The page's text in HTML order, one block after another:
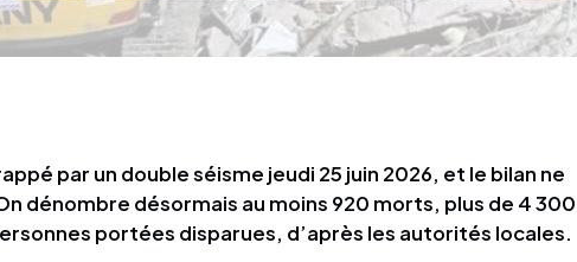
par un double séisme jeudi 25 juin 2026, et le bilan ne
dénombre désormais au moins 920 morts, plus de 4 300
portées disparues, d’après les autorités locales.